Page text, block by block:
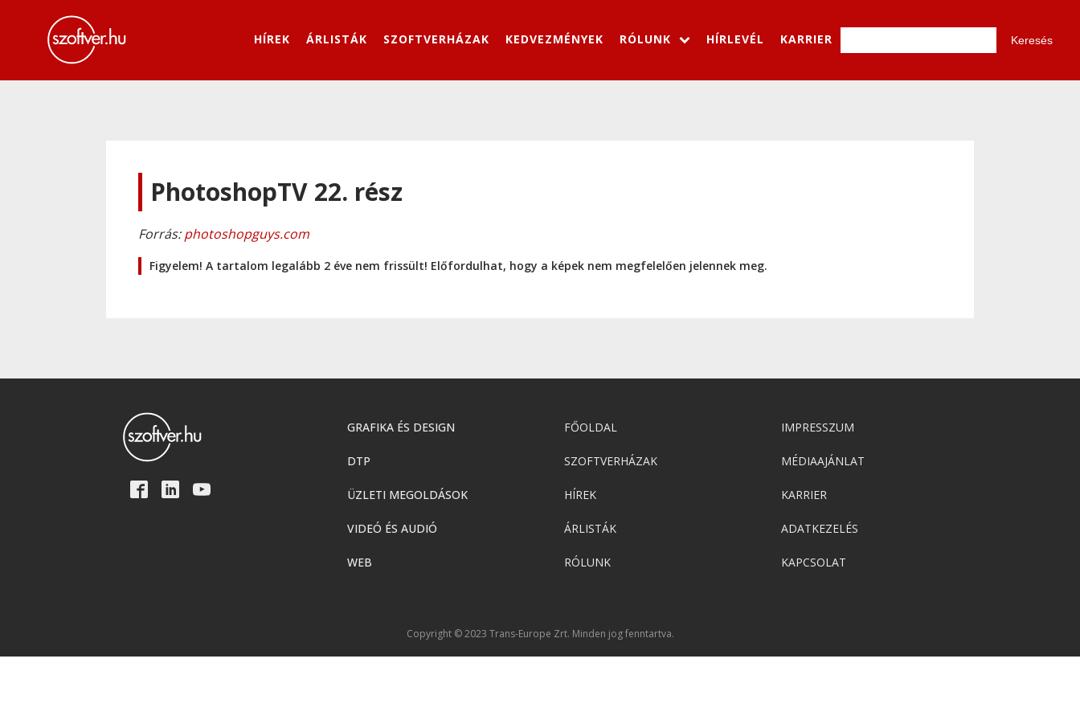
HÍREK ÁRLISTÁK SZOFTVERHÁZAK KEDVEZMÉNYEK RÓLUNK HÍRLEVÉL KARRIER
PhotoshopTV 22. rész
Forrás:photoshopguys.com
Figyelem! A tartalom legalább 2 éve nem frissült! Előfordulhat, hogy a képek nem megfelelően jelennek meg.
GRAFIKA ÉS DESIGN
DTP
ÜZLETI MEGOLDÁSOK
VIDEÓ ÉS AUDIÓ
WEB
FŐOLDAL
SZOFTVERHÁZAK
HÍREK
ÁRLISTÁK
RÓLUNK
IMPRESSZUM
MÉDIAAJÁNLAT
KARRIER
ADATKEZELÉS
KAPCSOLAT
Copyright © 2023 Trans-Europe Zrt. Minden jog fenntartva.